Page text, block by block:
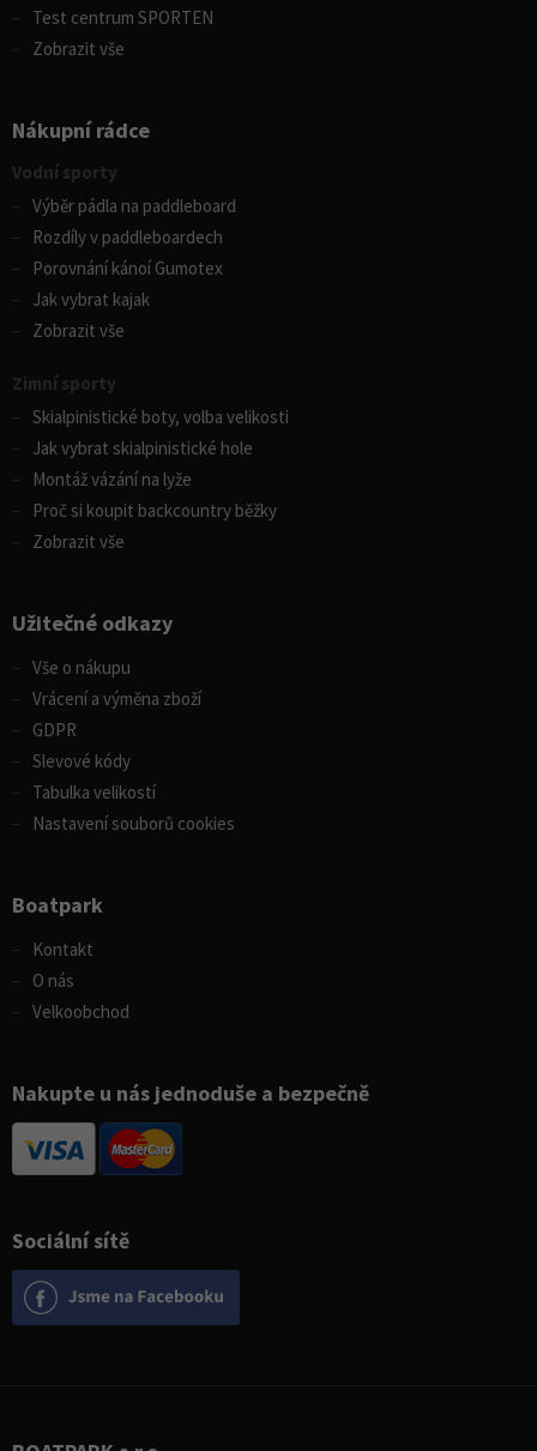
Sociální sítě
Test centrum SPORTEN
Zobrazit vše
Nákupní rádce
Vodní sporty
Výběr pádla na paddleboard
Rozdíly v paddleboardech
Porovnání kánoí Gumotex
Jak vybrat kajak
Zobrazit vše
Zimní sporty
Skialpinistické boty, volba velikosti
Jak vybrat skialpinistické hole
Montáž vázání na lyže
Proč si koupit backcountry běžky
Zobrazit vše
Užitečné odkazy
Vše o nákupu
Vrácení a výměna zboží
GDPR
Slevové kódy
Tabulka velikostí
Nastavení souborů cookies
Boatpark
Kontakt
O nás
Velkoobchod
Nakupte u nás jednoduše a bezpečně